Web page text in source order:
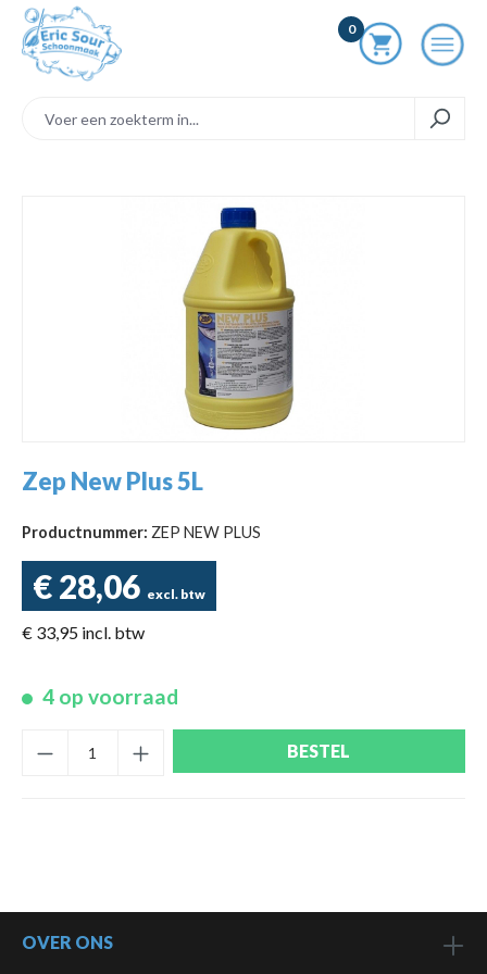
0
component.cms.imageGallery.skipImageGallery
Zep New Plus 5L
Productnummer: ZEP NEW PLUS
€ 28,06 excl. btw
€ 33,95 incl. btw
4 op voorraad
BESTEL
OVER ONS